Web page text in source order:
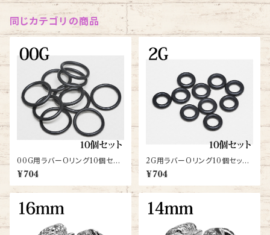
同じカテゴリの商品
00G用ラバーOリング10個セッ
ト(O-RING-00G-BK-B)
¥704
2G用ラバーOリング10個セット
(O-RING-2G-BK)
¥704